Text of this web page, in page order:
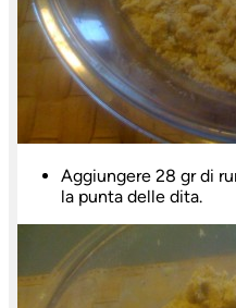
Aggiungere 28 gr di
la punta delle dita.